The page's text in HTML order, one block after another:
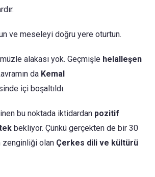
ve meseleyi doğru yere oturtun.
alakası yok. Geçmişle helalleşen
da Kemal
içi boşaltıldı.
bu noktada iktidardan pozitif
bekliyor. Çünkü gerçekten de bir 30
zenginliği olan Çerkes dili ve kültürü